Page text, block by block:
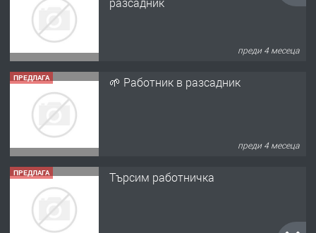
преди 4 месеца
ПРЕДЛАГА 🌱 Работник в разсадник
преди 4 месеца
ПРЕДЛАГА Търсим работничка